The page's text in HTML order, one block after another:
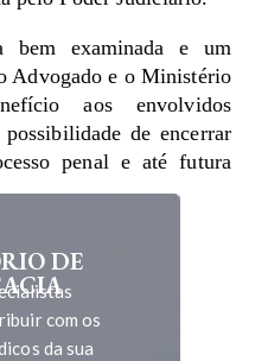
bem examinada e um
Advogado e o Ministério
aos envolvidos
de encerrar
penal e até futura
DE
com os
da sua